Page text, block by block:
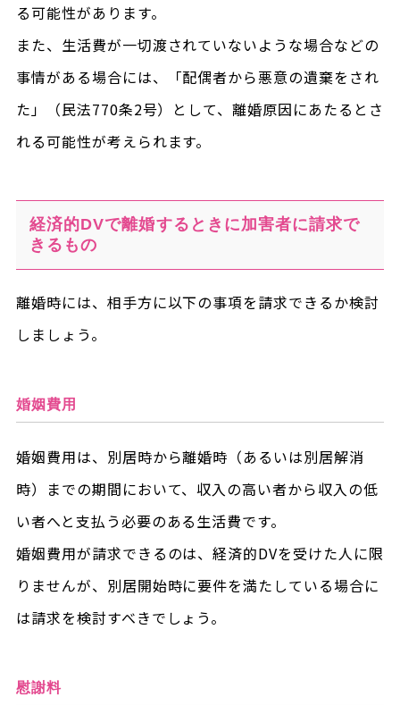
る可能性があります。
また、生活費が一切渡されていないような場合などの
事情がある場合には、「配偶者から悪意の遺棄をされ
た」（民法770条2号）として、離婚原因にあたるとさ
れる可能性が考えられます。
経済的DVで離婚するときに加害者に請求で
きるもの
離婚時には、相手方に以下の事項を請求できるか検討
しましょう。
婚姻費用
婚姻費用は、別居時から離婚時（あるいは別居解消
時）までの期間において、収入の高い者から収入の低
い者へと支払う必要のある生活費です。
婚姻費用が請求できるのは、経済的DVを受けた人に限
りませんが、別居開始時に要件を満たしている場合に
は請求を検討すべきでしょう。
慰謝料